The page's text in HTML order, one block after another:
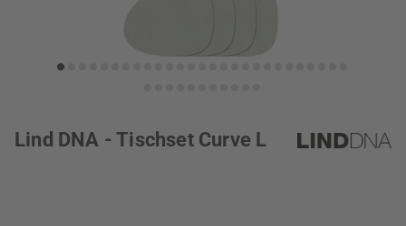
Lind DNA - Tischset Curve L